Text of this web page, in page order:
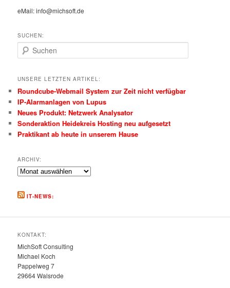
eMail: info@michsoft.de
SUCHEN:
Suchen
UNSERE LETZTEN ARTIKEL:
Roundcube-Webmail System zur Zeit nicht verfügbar
IP-Alarmanlagen von Lupus
Neues Produkt: Netzwerk Analysator
Sonderaktion Heidekreis Hosting neu aufgesetzt
Praktikant ab heute in unserem Hause
ARCHIV:
Archiv:
IT-NEWS:
KONTAKT:
MichSoft Consulting
Michael Koch
Pappelweg 7
29664 Walsrode